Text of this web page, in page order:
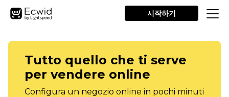
시작하기
Tutto quello che ti serve
per vendere online
Configura un negozio online in pochi minuti